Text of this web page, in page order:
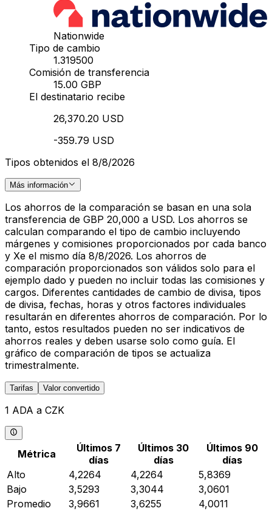
Nationwide
Tipo de cambio
1.319500
Comisión de transferencia
15.00 GBP
El destinatario recibe
26,370.20 USD
-359.79 USD
Tipos obtenidos el 8/8/2026
Más información
Los ahorros de la comparación se basan en una sola
transferencia de GBP 20,000 a USD. Los ahorros se
calculan comparando el tipo de cambio incluyendo
márgenes y comisiones proporcionados por cada banco
y Xe el mismo día 8/8/2026. Los ahorros de
comparación proporcionados son válidos solo para el
ejemplo dado y pueden no incluir todas las comisiones y
cargos. Diferentes cantidades de cambio de divisa, tipos
de divisa, fechas, horas y otros factores individuales
resultarán en diferentes ahorros de comparación. Por lo
tanto, estos resultados pueden no ser indicativos de
ahorros reales y deben usarse solo como guía. El
gráfico de comparación de tipos se actualiza
trimestralmente.
Tarifas Valor convertido
1 ADA a CZK
Métrica
Últimos 7
días
Últimos 30
días
Últimos 90
días
Alto
4,2264 4,2264
5,8369
Bajo
3,5293 3,3044
3,0601
Promedio
3,9661 3,6255
4,0011